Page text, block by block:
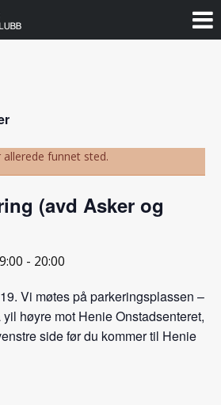
funnet sted.
(avd Asker og
- 20:00
Vi møtes på parkeringsplassen –
høyre mot Henie Onstadsenteret,
side før du kommer til Henie